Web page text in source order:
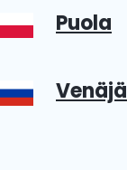
Puola
Venäjä